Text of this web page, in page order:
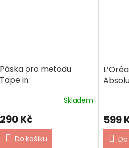
Páska pro metodu
Tape in
Skladem
290 Kč
Do košíku
599